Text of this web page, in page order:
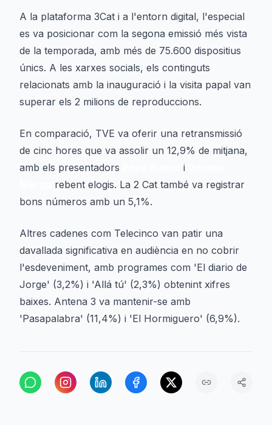
A la plataforma 3Cat i a l'entorn digital, l'especial
es va posicionar com la segona emissió més vista
de la temporada, amb més de 75.600 dispositius
únics. A les xarxes socials, els continguts
relacionats amb la inauguració i la visita papal van
superar els 2 milions de reproduccions.
En comparació, TVE va oferir una retransmissió
de cinc hores que va assolir un 12,9% de mitjana,
amb els presentadors
i
rebent elogis. La 2 Cat també va registrar
bons números amb un 5,1%.
Altres cadenes com Telecinco van patir una
davallada significativa en audiència en no cobrir
l'esdeveniment, amb programes com 'El diario de
Jorge' (3,2%) i 'Allá tú' (2,3%) obtenint xifres
baixes. Antena 3 va mantenir-se amb
'Pasapalabra' (11,4%) i 'El Hormiguero' (6,9%).